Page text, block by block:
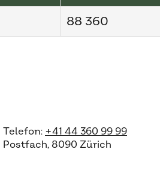
88 360
Telefon: +41 44 360 99 99
Postfach, 8090 Zürich